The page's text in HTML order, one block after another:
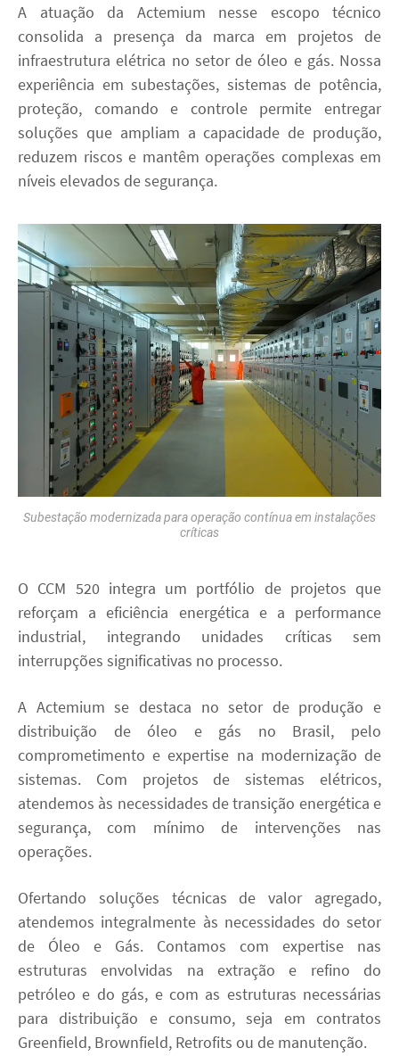
A atuação da Actemium nesse escopo técnico
consolida a presença da marca em projetos de
infraestrutura elétrica no setor de óleo e gás. Nossa
experiência em subestações, sistemas de potência,
proteção, comando e controle permite entregar
soluções que ampliam a capacidade de produção,
reduzem riscos e mantêm operações complexas em
níveis elevados de segurança.
Subestação modernizada para operação contínua em instalações
críticas
O CCM 520 integra um portfólio de projetos que
reforçam a eficiência energética e a performance
industrial, integrando unidades críticas sem
interrupções significativas no processo.
A Actemium se destaca no setor de produção e
distribuição de óleo e gás no Brasil, pelo
comprometimento e expertise na modernização de
sistemas. Com projetos de sistemas elétricos,
atendemos às necessidades de transição energética e
segurança, com mínimo de intervenções nas
operações.
Ofertando soluções técnicas de valor agregado,
atendemos integralmente às necessidades do setor
de Óleo e Gás. Contamos com expertise nas
estruturas envolvidas na extração e refino do
petróleo e do gás, e com as estruturas necessárias
para distribuição e consumo, seja em contratos
Greenfield, Brownfield, Retrofits ou de manutenção.